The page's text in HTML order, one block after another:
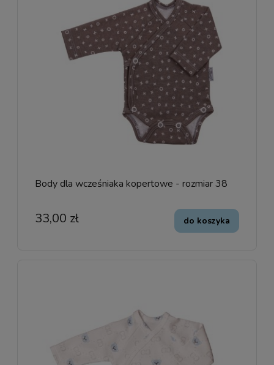
Body dla wcześniaka kopertowe - rozmiar 38
33,00 zł do koszyka